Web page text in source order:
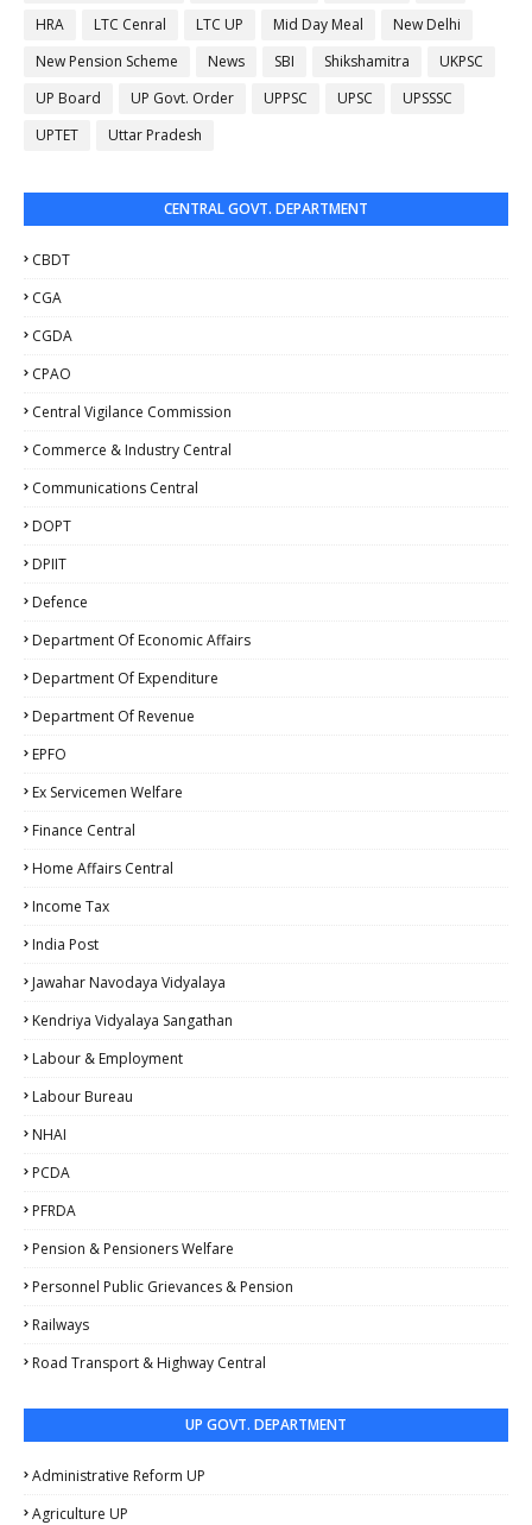
HRA
LTC Cenral LTC UP Mid Day Meal
New Delhi
New Pension Scheme
News SBI Shikshamitra
UKPSC
UP Board
UP Govt. Order UPPSC UPSC
UPSSSC
UPTET
Uttar Pradesh
CENTRAL GOVT. DEPARTMENT
CBDT
CGA
CGDA
CPAO
Central Vigilance Commission
Commerce & Industry Central
Communications Central
DOPT
DPIIT
Defence
Department Of Economic Affairs
Department Of Expenditure
Department Of Revenue
EPFO
Ex Servicemen Welfare
Finance Central
Home Affairs Central
Income Tax
India Post
Jawahar Navodaya Vidyalaya
Kendriya Vidyalaya Sangathan
Labour & Employment
Labour Bureau
NHAI
PCDA
PFRDA
Pension & Pensioners Welfare
Personnel Public Grievances & Pension
Railways
Road Transport & Highway Central
UP GOVT. DEPARTMENT
Administrative Reform UP
Agriculture UP